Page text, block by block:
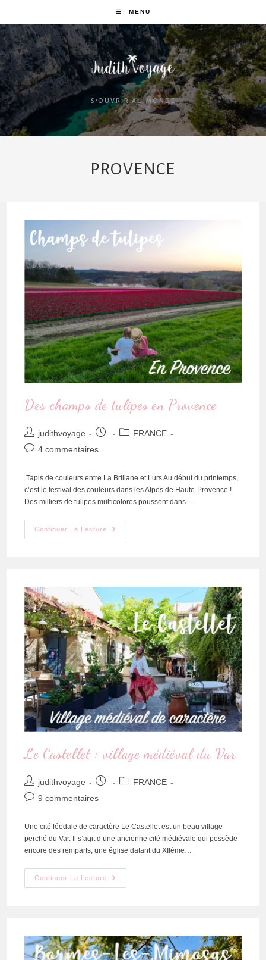
MENU
S'OUVRIR AU MONDE
PROVENCE
Des champs de tulipes en Provence
judithvoyage
FRANCE
4 commentaires
Tapis de couleurs entre La Brillane et Lurs Au début du printemps,
c’est le festival des couleurs dans les Alpes de Haute-Provence !
Des milliers de tulipes multicolores poussent dans…
Continuer La Lecture
Le Castellet : village médiéval du Var
judithvoyage
FRANCE
9 commentaires
Une cité féodale de caractère Le Castellet est un beau village
perché du Var. Il s’agit d’une ancienne cité médiévale qui possède
encore des remparts, une église datant du XIIème…
Continuer La Lecture